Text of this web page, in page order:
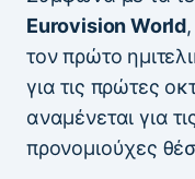
Eurovision World
τον πρώτο
για τις πρώτες
αναμένεται για
προνομιούχες